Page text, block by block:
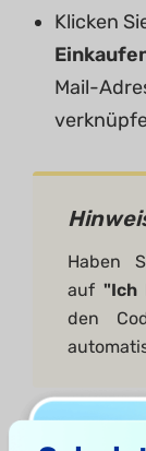
Klicken
Mail-
Haben
auf "Ich
den